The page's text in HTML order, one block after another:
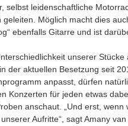
leidenschaftliche
Möglich macht dies
ebenfalls Gitarre und ist
unserer
der aktuellen Besetzung seit
anpasst, dürfen
Konzerten für jeden etwas
anschaut. „Und erst,
Aufritte“, sagt Amany